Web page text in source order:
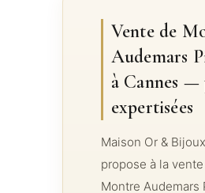
Vente de
Audemars
à Cannes —
expertisées
Maison Or &
propose à la
Montre Audemars